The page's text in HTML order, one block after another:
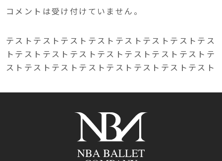
コメントは受け付けていません。
テストテストテストテストテストテストテストテス
トテストテストテストテストテストテストテストテ
ストテストテストテストテストテストテストテスト